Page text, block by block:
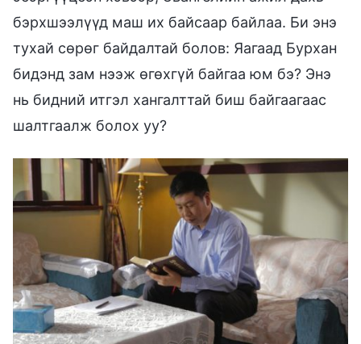
бэрхшээлүүд маш их байсаар байлаа. Би энэ
тухай сөрөг байдалтай болов: Яагаад Бурхан
бидэнд зам нээж өгөхгүй байгаа юм бэ? Энэ
нь бидний итгэл хангалттай биш байгаагаас
шалтгаалж болох уу?